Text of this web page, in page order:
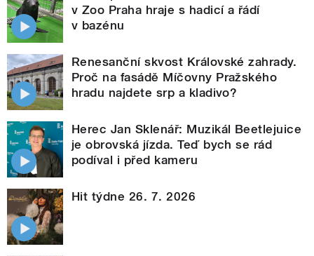
v Zoo Praha hraje s hadicí a řádí
v bazénu
Renesanční skvost Královské zahrady.
Proč na fasádě Míčovny Pražského
hradu najdete srp a kladivo?
Herec Jan Sklenář: Muzikál Beetlejuice
je obrovská jízda. Teď bych se rád
podíval i před kameru
Hit týdne 26. 7. 2026